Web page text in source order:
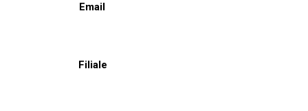
Email
Filiale